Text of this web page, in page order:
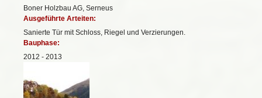
Boner Holzbau AG, Serneus
Ausgeführte Arteiten:
Sanierte Tür mit Schloss, Riegel und Verzierungen.
Bauphase:
2012 - 2013